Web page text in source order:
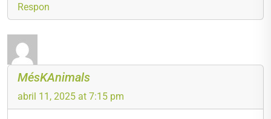
Respon
MésKAnimals
abril 11, 2025 at 7:15 pm